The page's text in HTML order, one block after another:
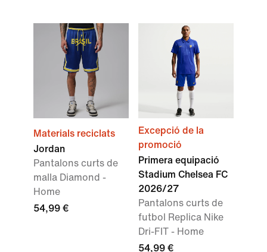
Materials reciclats
Jordan
Pantalons curts de
malla Diamond -
Home
54,99 €
Excepció de la
promoció
Primera equipació
Stadium Chelsea FC
2026/27
Pantalons curts de
futbol Replica Nike
Dri-FIT - Home
54,99 €